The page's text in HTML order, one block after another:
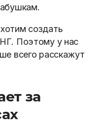
создать
Поэтому у нас
всего расскажут
за